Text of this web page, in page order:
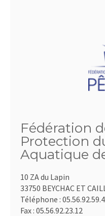
Fédération
Protection
Aquatique
10 ZA du Lapin
33750 BEYCHAC ET
Téléphone :
Fax : 05.56.92.23.12